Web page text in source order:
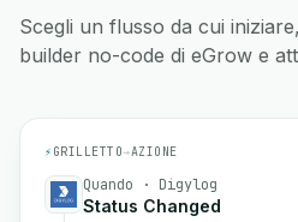
Scegli un flusso da cui
builder no-code di eGrow e
⚡ GRILLETTO→AZIONE
Quando · Digylog
Status Changed